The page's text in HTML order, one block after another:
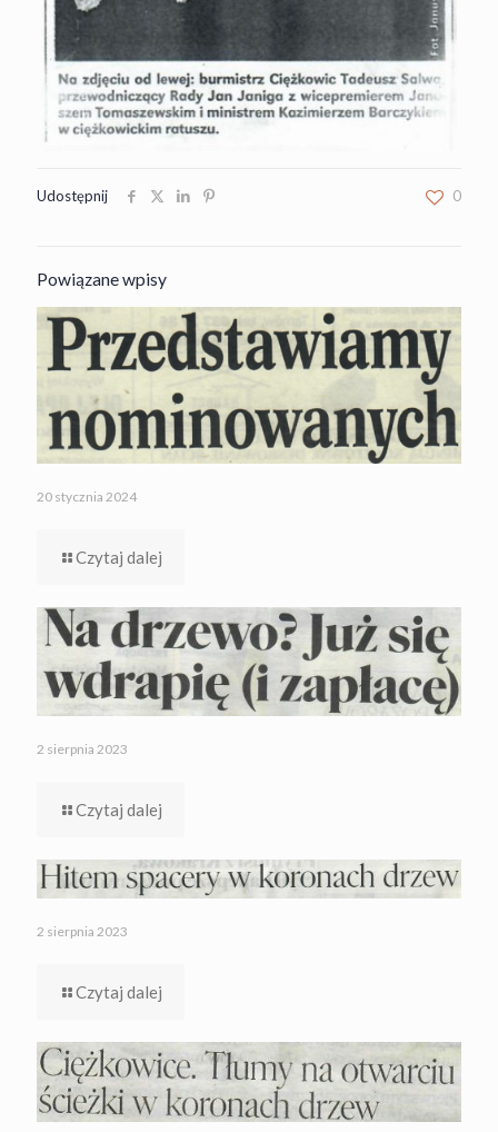
Udostępnij 0
Powiązane wpisy
20 stycznia 2024
Czytaj dalej
2 sierpnia 2023
Czytaj dalej
2 sierpnia 2023
Czytaj dalej